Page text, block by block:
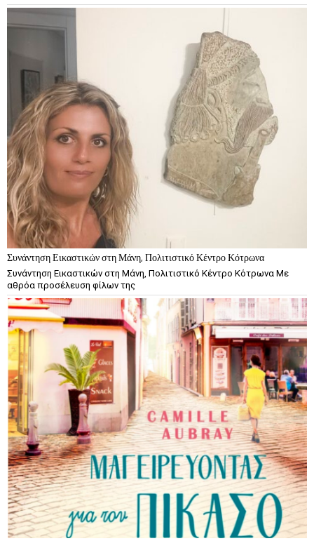
Συνάντηση Εικαστικών στη Μάνη, Πολιτιστικό Κέντρο Κότρωνα
Συνάντηση Εικαστικών στη Μάνη, Πολιτιστικό Κέντρο Κότρωνα Με
αθρόα προσέλευση φίλων της